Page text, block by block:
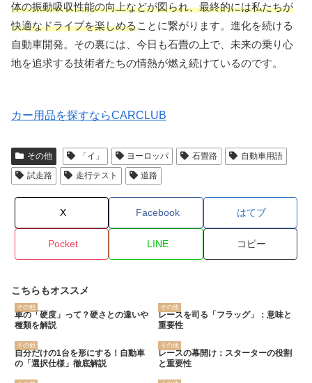
体の振動吸収性能の向上などが図られ、最終的には私たちが
快適なドライブを楽しめることに繋がります。進化を続ける
自動車開発。その裏には、今日も石畳の上で、未来の乗り心
地を追求する技術者たちの情熱が燃え続けているのです。
カー用品を探すならCARCLUB
その他 「イ」 ヨーロッパ 石畳路
自動車用語
試走路
走行テスト 道路
X Facebook はてブ
Pocket LINE コピー
こちらもオススメ
その他
車の「硬度」って？硬さとの違いや
種類を解説
その他
レースを司る「フラッグ」：意味と
重要性
その他
自分だけの1台を形にする！自動車
の「選択仕様」徹底解説
その他
レースの幕開け：スターターの役割
と重要性